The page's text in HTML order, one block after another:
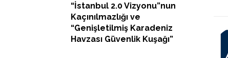
“İstanbul 2.0 Vizyonu”nun
Kaçınılmazlığı ve
“Genişletilmiş Karadeniz
Havzası Güvenlik Kuşağı”